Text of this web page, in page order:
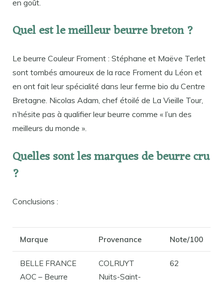
en goût.
Quel est le meilleur beurre breton ?
Le beurre Couleur Froment : Stéphane et Maëve Terlet
sont tombés amoureux de la race Froment du Léon et
en ont fait leur spécialité dans leur ferme bio du Centre
Bretagne. Nicolas Adam, chef étoilé de La Vieille Tour,
n’hésite pas à qualifier leur beurre comme « l’un des
meilleurs du monde ».
Quelles sont les marques de beurre cru
?
Conclusions :
Marque Provenance Note/100
BELLE FRANCE
AOC – Beurre
COLRUYT
Nuits-Saint-
62